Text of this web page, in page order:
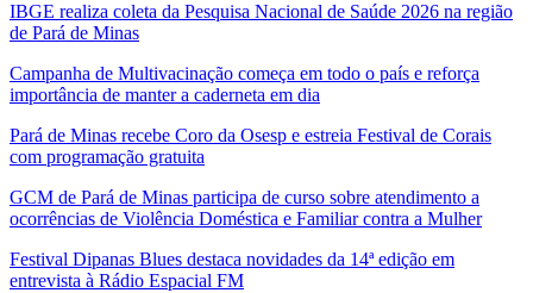
IBGE realiza coleta da Pesquisa Nacional de Saúde 2026 na região
de Pará de Minas
Campanha de Multivacinação começa em todo o país e reforça
importância de manter a caderneta em dia
Pará de Minas recebe Coro da Osesp e estreia Festival de Corais
com programação gratuita
GCM de Pará de Minas participa de curso sobre atendimento a
ocorrências de Violência Doméstica e Familiar contra a Mulher
Festival Dipanas Blues destaca novidades da 14ª edição em
entrevista à Rádio Espacial FM